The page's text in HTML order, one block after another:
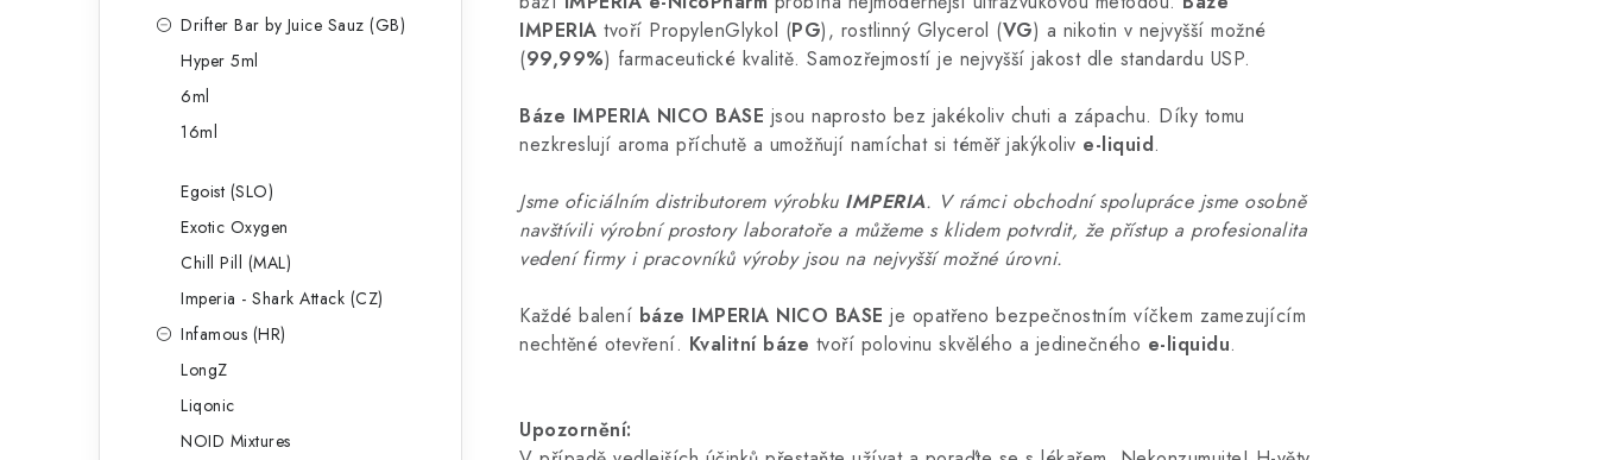
Drifter Bar by Juice Sauz (GB)
Hyper 5ml
6ml
16ml
Egoist (SLO)
Exotic Oxygen
Chill Pill (MAL)
Imperia - Shark Attack (CZ)
Infamous (HR)
LongZ
Liqonic
NOID Mixtures
IMPERIA tvoří PropylenGlykol (PG), rostlinný Glycerol (VG) a nikotin v nejvyšší možné
(99,99%) farmaceutické kvalitě. Samozřejmostí je nejvyšší jakost dle standardu USP.
Báze IMPERIA NICO BASE jsou naprosto bez jakékoliv chuti a zápachu. Díky tomu
nezkreslují aroma příchutě a umožňují namíchat si téměř jakýkoliv e-liquid.
Jsme oficiálním distributorem výrobku IMPERIA. V rámci obchodní spolupráce jsme osobně
navštívili výrobní prostory laboratoře a můžeme s klidem potvrdit, že přístup a profesionalita
vedení firmy i pracovníků výroby jsou na nejvyšší možné úrovni.
Každé balení báze IMPERIA NICO BASE je opatřeno bezpečnostním víčkem zamezujícím
nechtěné otevření. Kvalitní báze tvoří polovinu skvělého a jedinečného e-liquidu.
Upozornění: